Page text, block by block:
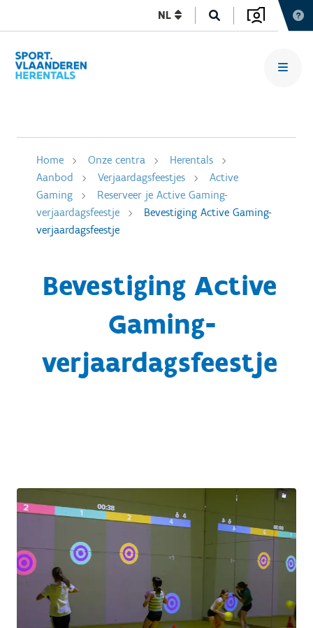
NL
Home Onze centra
Herentals
Aanbod
Verjaardagsfeestjes
Active
Gaming
Reserveer je Active Gaming-
verjaardagsfeestje
Bevestiging Active Gaming-
verjaardagsfeestje
Bevestiging Active
Gaming-
verjaardagsfeestje